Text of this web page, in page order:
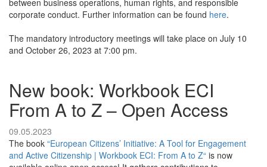
between business operations, human rights, and responsible
corporate conduct. Further information can be found here.
The mandatory introductory meetings will take place on July 10
and October 26, 2023 at 7:00 pm.
New book: Workbook ECI
From A to Z – Open Access
09.05.2023
The book “European Citizens’ Initiative: A Tool for Engagement
and Active Citizenship | Workbook ECI: From A to Z“ is now